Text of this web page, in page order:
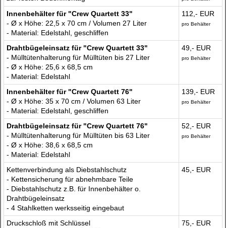
Innenbehälter für "Crew Quartett 33"
- Ø x Höhe: 22,5 x 70 cm / Volumen 27 Liter
- Material: Edelstahl, geschliffen
112,- EUR
pro Behälter
Drahtbügeleinsatz für "Crew Quartett 33"
- Mülltütenhalterung für Mülltüten bis 27 Liter
- Ø x Höhe: 25,6 x 68,5 cm
- Material: Edelstahl
49,- EUR
pro Behälter
Innenbehälter für "Crew Quartett 76"
- Ø x Höhe: 35 x 70 cm / Volumen 63 Liter
- Material: Edelstahl, geschliffen
139,- EUR
pro Behälter
Drahtbügeleinsatz für "Crew Quartett 76"
- Mülltütenhalterung für Mülltüten bis 63 Liter
- Ø x Höhe: 38,6 x 68,5 cm
- Material: Edelstahl
52,- EUR
pro Behälter
Kettenverbindung als Diebstahlschutz
- Kettensicherung für abnehmbare Teile
- Diebstahlschutz z.B. für Innenbehälter o.
Drahtbügeleinsatz
- 4 Stahlketten werksseitig eingebaut
45,- EUR
Druckschloß mit Schlüssel
75,- EUR